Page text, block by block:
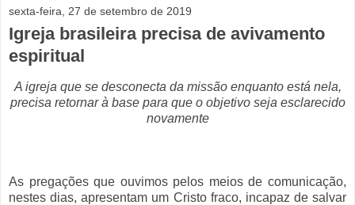
sexta-feira, 27 de setembro de 2019
Igreja brasileira precisa de avivamento
espiritual
A igreja que se desconecta da missão enquanto está nela,
precisa retornar à base para que o objetivo seja esclarecido
novamente
As pregações que ouvimos pelos meios de comunicação,
nestes dias, apresentam um Cristo fraco, incapaz de salvar